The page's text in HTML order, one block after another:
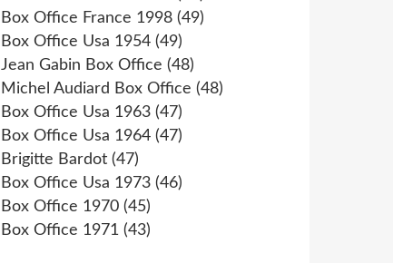
Box Office France 1998 (49)
Box Office Usa 1954 (49)
Jean Gabin Box Office (48)
Michel Audiard Box Office (48)
Box Office Usa 1963 (47)
Box Office Usa 1964 (47)
Brigitte Bardot (47)
Box Office Usa 1973 (46)
Box Office 1970 (45)
Box Office 1971 (43)